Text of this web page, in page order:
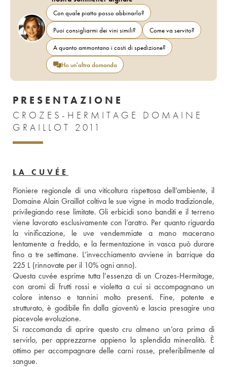
Con quale piatto posso abbinarlo?
Puoi consigliarmi dei vini simili?
Come va servito?
A quanto ammontano i costi di spedizione?
Ho un'altra domanda
PRESENTAZIONE
CROZES-HERMITAGE DOMAINE
GRAILLOT 2011
LA CUVÉE
Pioniere regionale di una viticoltura rispettosa dell’ambiente, il
Domaine Alain Graillot coltiva le sue vigne in modo tradizionale,
privilegiando rese limitate. Gli erbicidi sono banditi e il terreno
viene lavorato esclusivamente con l’aratro. Per quanto riguarda
la vinificazione, le uve vendemmiate a mano macerano
lentamente a freddo, e la fermentazione in vasca può durare
fino a tre settimane. L’invecchiamento avviene in barrique da
225 L (rinnovate per il 10% ogni anno).
Questa cuvée esprime tutta l’essenza di un Crozes-Hermitage,
con aromi di frutti rossi e violetta a cui si accompagnano un
colore intenso e tannini molto presenti. Fine, potente e
strutturato, è godibile fin dalla gioventù e lascia presagire una
piacevole evoluzione.
Si raccomanda di aprire questo cru almeno un’ora prima di
servirlo, per apprezzarne appieno la splendida mineralità. È
ottimo per accompagnare delle carni rosse, preferibilmente al
sangue.